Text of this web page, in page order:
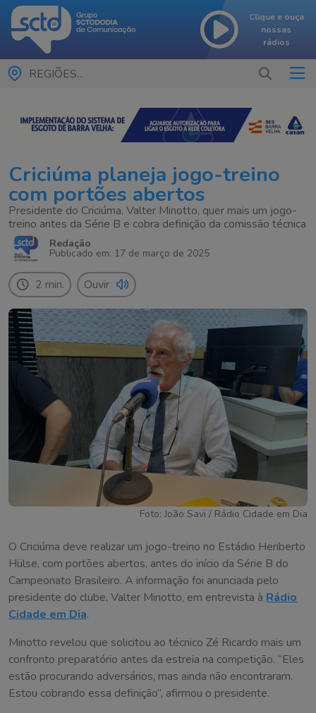
Clique e ouça
nossas
rádios
REGIÕES...
Criciúma planeja jogo-treino
com portões abertos
Presidente do Criciúma, Valter Minotto, quer mais um jogo-
treino antes da Série B e cobra definição da comissão técnica
Redação
Publicado em: 17 de março de 2025
2 min. Ouvir
Foto: João Savi / Rádio Cidade em Dia
O Criciúma deve realizar um jogo-treino no Estádio Heriberto
Hülse, com portões abertos, antes do início da Série B do
Campeonato Brasileiro. A informação foi anunciada pelo
presidente do clube, Valter Minotto, em entrevista à Rádio
Cidade em Dia.
Minotto revelou que solicitou ao técnico Zé Ricardo mais um
confronto preparatório antes da estreia na competição. “Eles
estão procurando adversários, mas ainda não encontraram.
Estou cobrando essa definição”, afirmou o presidente.